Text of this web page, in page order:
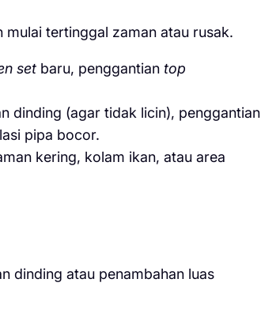
tertinggal zaman atau rusak.
setbaru, penggantian top
dinding (agar tidak licin), penggantian
pipa bocor.
kering, kolam ikan, atau area
dinding atau penambahan luas